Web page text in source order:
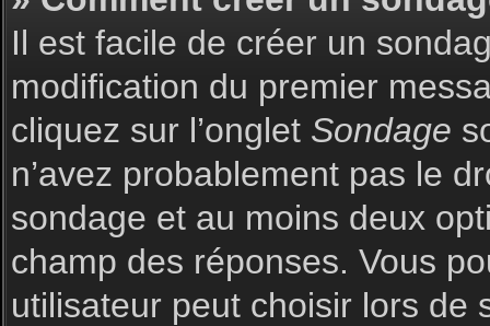
Il est facile de créer un
modification du premier
cliquez sur l’onglet Sondage
n’avez probablement pas le
sondage et au moins deux
champ des réponses. Vous
utilisateur peut choisir lors de